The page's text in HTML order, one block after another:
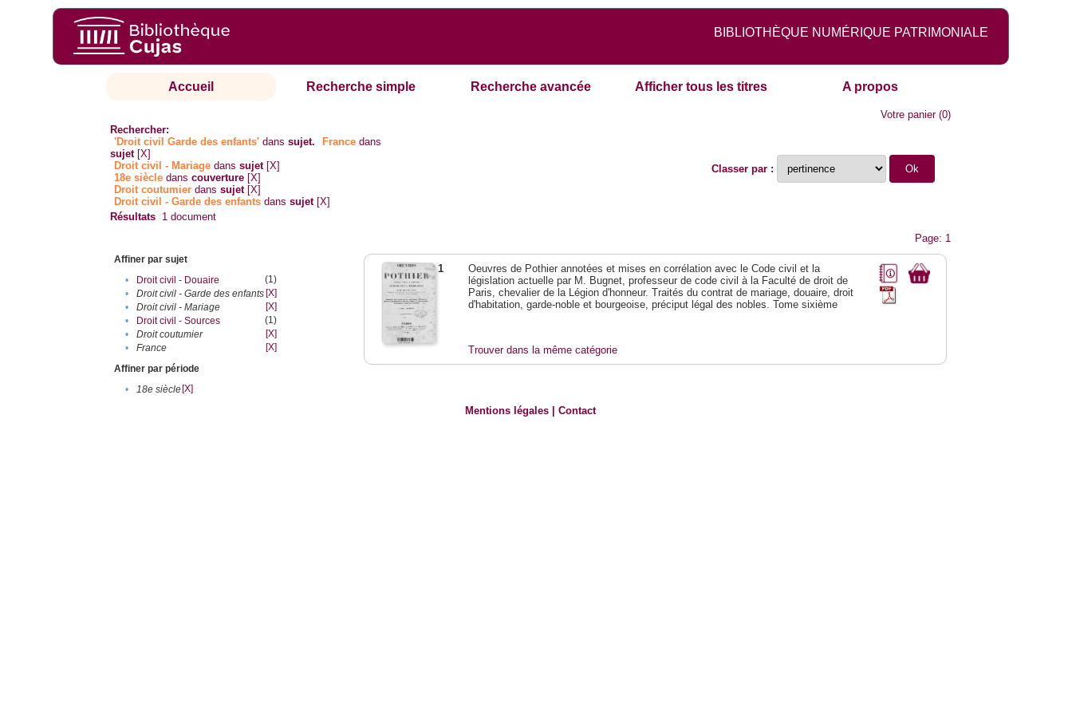
BIBLIOTHÈQUE NUMÉRIQUE PATRIMONIALE
Accueil Recherche simple Recherche avancée Afficher tous les titres A propos
Votre panier(0)
Rechercher:
'Droit civil Garde des enfants' danssujet. France dans
sujet [X]
Droit civil - Mariage danssujet [X]
18e siècle danscouverture [X]
Droit coutumier danssujet [X]
Droit civil - Garde des enfants danssujet [X]
Classer par :
Résultats 1 document
Page: 1
Affiner par sujet
•
Droit civil - Douaire
(1)
•
Droit civil - Garde des enfants [X]
•
Droit civil - Mariage
[X]
•
Droit civil - Sources
(1)
•
Droit coutumier
[X]
•
France
[X]
Affiner par période
•
18e siècle[X]
1
Oeuvres de Pothier annotées et mises en corrélation avec le Code civil et la
législation actuelle par M. Bugnet, professeur de code civil à la Faculté de droit de
Paris, chevalier de la Légion d'honneur. Traités du contrat de mariage, douaire, droit
d'habitation, garde-noble et bourgeoise, préciput légal des nobles. Tome sixième
Trouver dans la même catégorie
Mentions légales |Contact